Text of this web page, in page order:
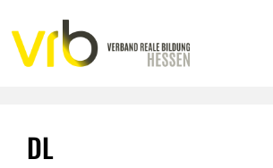
Inhalt
springen
DL